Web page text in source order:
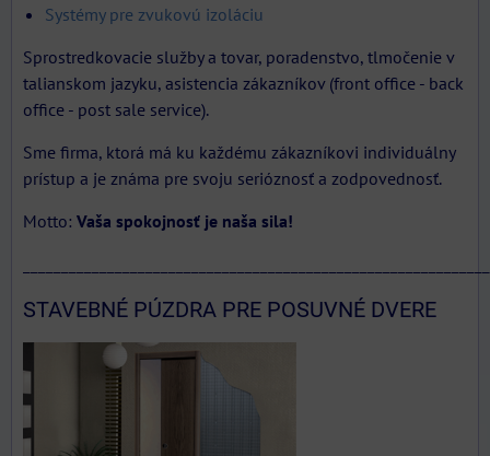
Systémy pre zvukovú izoláciu
Sprostredkovacie služby a tovar, poradenstvo, tlmočenie v
talianskom jazyku, asistencia zákazníkov (front office - back
office - post sale service).
Sme firma, ktorá má ku každému zákazníkovi individuálny
prístup a je známa pre svoju serióznosť a zodpovednosť.
Motto: Vaša spokojnosť je naša sila!
STAVEBNÉ PÚZDRA PRE POSUVNÉ DVERE